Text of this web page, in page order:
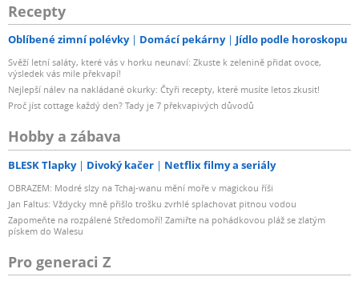
Recepty
Oblíbené zimní polévky Domácí pekárny Jídlo podle horoskopu
Svěží letní saláty, které vás v horku neunaví: Zkuste k zelenině přidat ovoce,
výsledek vás mile překvapí!
Nejlepší nálev na nakládané okurky: Čtyři recepty, které musíte letos zkusit!
Proč jíst cottage každý den? Tady je 7 překvapivých důvodů
Hobby a zábava
BLESK Tlapky Divoký kačer Netflix filmy a seriály
OBRAZEM: Modré slzy na Tchaj-wanu mění moře v magickou říši
Jan Faltus: Vždycky mně přišlo trošku zvrhlé splachovat pitnou vodou
Zapomeňte na rozpálené Středomoří! Zamiřte na pohádkovou pláž se zlatým
pískem do Walesu
Pro generaci Z